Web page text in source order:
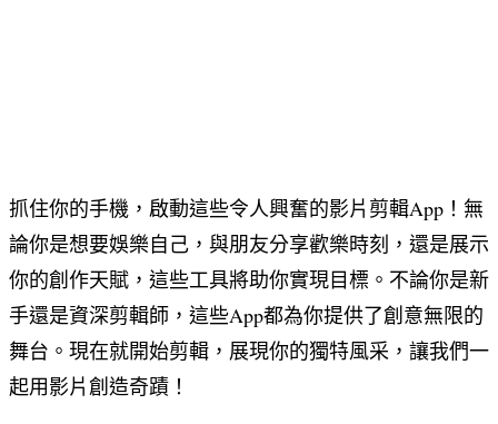
抓住你的手機，啟動這些令人興奮的影片剪輯App！無
論你是想要娛樂自己，與朋友分享歡樂時刻，還是展示
你的創作天賦，這些工具將助你實現目標。不論你是新
手還是資深剪輯師，這些App都為你提供了創意無限的
舞台。現在就開始剪輯，展現你的獨特風采，讓我們一
起用影片創造奇蹟！